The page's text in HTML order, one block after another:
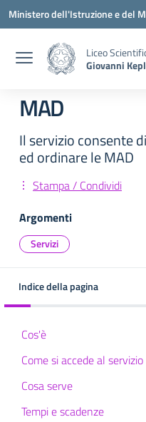
Vai ai contenuti
Vai al menu di navigazione
Vai al footer
Ministero dell'Istruzione e del
Liceo
Giovanni
MAD
Il servizio consente
ed ordinare le MAD
Stampa / Condividi
Argomenti
Servizi
Indice della pagina
Cos'è
Come si accede al servizio
Cosa serve
Tempi e scadenze